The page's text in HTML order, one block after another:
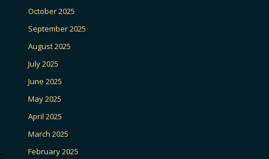
October 2025
September 2025
August 2025
July 2025
June 2025
May 2025
April 2025
March 2025
February 2025